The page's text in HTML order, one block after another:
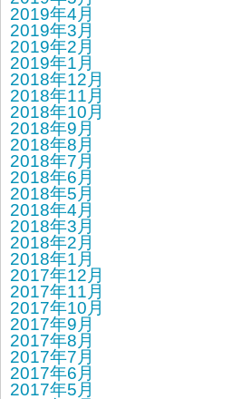
2019年4月
2019年3月
2019年2月
2019年1月
2018年12月
2018年11月
2018年10月
2018年9月
2018年8月
2018年7月
2018年6月
2018年5月
2018年4月
2018年3月
2018年2月
2018年1月
2017年12月
2017年11月
2017年10月
2017年9月
2017年8月
2017年7月
2017年6月
2017年5月